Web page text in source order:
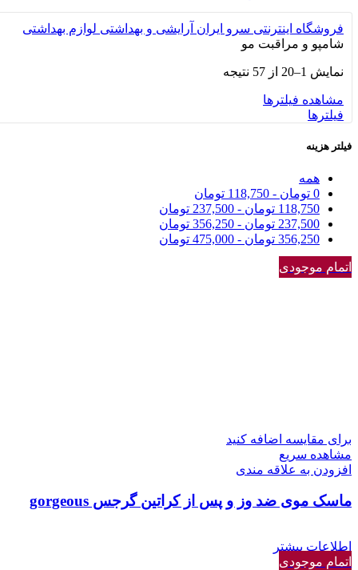
فروشگاه اینترنتی سرو ایران آرایشی و بهداشتی لوازم بهداشتی
شامپو و مراقبت مو
نمایش 1–20 از 57 نتیجه
مشاهده فیلترها
فیلترها
فیلتر هزینه
همه
0 تومان -
118,750 تومان
118,750 تومان -
237,500 تومان
237,500 تومان -
356,250 تومان
356,250 تومان -
475,000 تومان
اتمام موجودی
برای مقایسه اضافه کنید
مشاهده سریع
افزودن به علاقه مندی
ماسک موی ضد وز و پس از کراتین گرجس gorgeous
اطلاعات بیشتر
اتمام موجودی